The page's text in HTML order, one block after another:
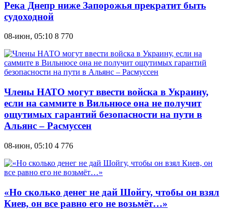
Река Днепр ниже Запорожья прекратит быть
судоходной
08-июн, 05:10 8 770
Члены НАТО могут ввести войска в Украину,
если на саммите в Вильнюсе она не получит
ощутимых гарантий безопасности на пути в
Альянс – Расмуссен
08-июн, 05:10 4 776
«Но сколько денег не дай Шойгу, чтобы он взял
Киев, он все равно его не возьмёт…»